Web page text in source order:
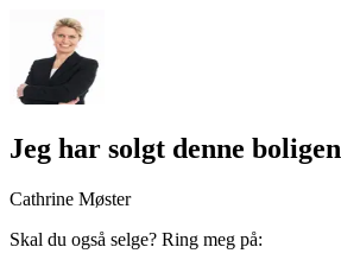
Jeg har solgt denne boligen
Cathrine Møster
Skal du også selge? Ring meg på: